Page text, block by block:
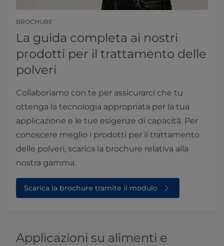
BROCHURE
La guida completa ai nostri
prodotti per il trattamento delle
polveri
Collaboriamo con te per assicurarci che tu
ottenga la tecnologia appropriata per la tua
applicazione e le tue esigenze di capacità. Per
conoscere meglio i prodotti per il trattamento
delle polveri, scarica la brochure relativa alla
nostra gamma.
Scarica la brochure tramite il modulo
Applicazioni su alimenti e